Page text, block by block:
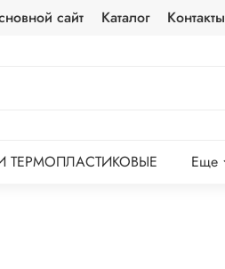
сайт Каталог Контакты
ТЕРМОПЛАСТИКОВЫЕ Еще